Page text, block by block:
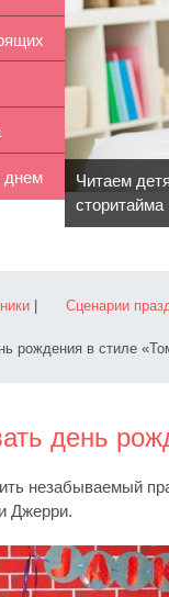
днем
Читаем
сторитайма
Сценарии
рождения в стиле
день
незабываемый
Джерри.